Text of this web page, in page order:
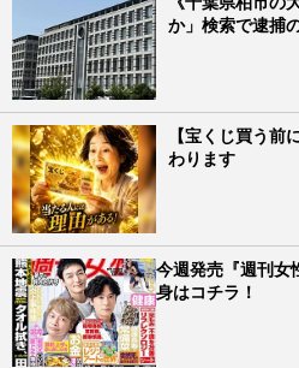
か」検索で逮捕
【宝くじ買う前
わります
今週発売『週刊女
身はコチラ！